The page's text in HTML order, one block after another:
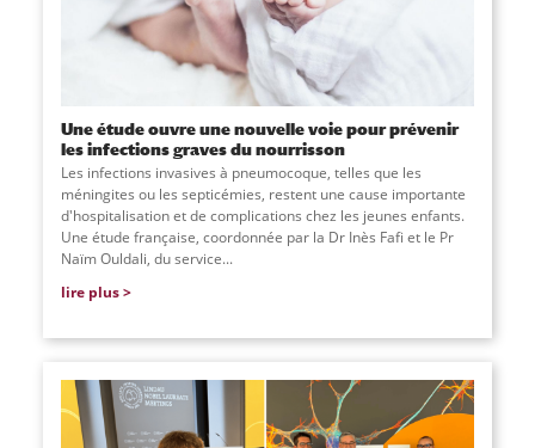
Une étude ouvre une nouvelle voie pour prévenir
les infections graves du nourrisson
Les infections invasives à pneumocoque, telles que les
méningites ou les septicémies, restent une cause importante
d'hospitalisation et de complications chez les jeunes enfants.
Une étude française, coordonnée par la Dr Inès Fafi et le Pr
Naïm Ouldali, du service...
lire plus